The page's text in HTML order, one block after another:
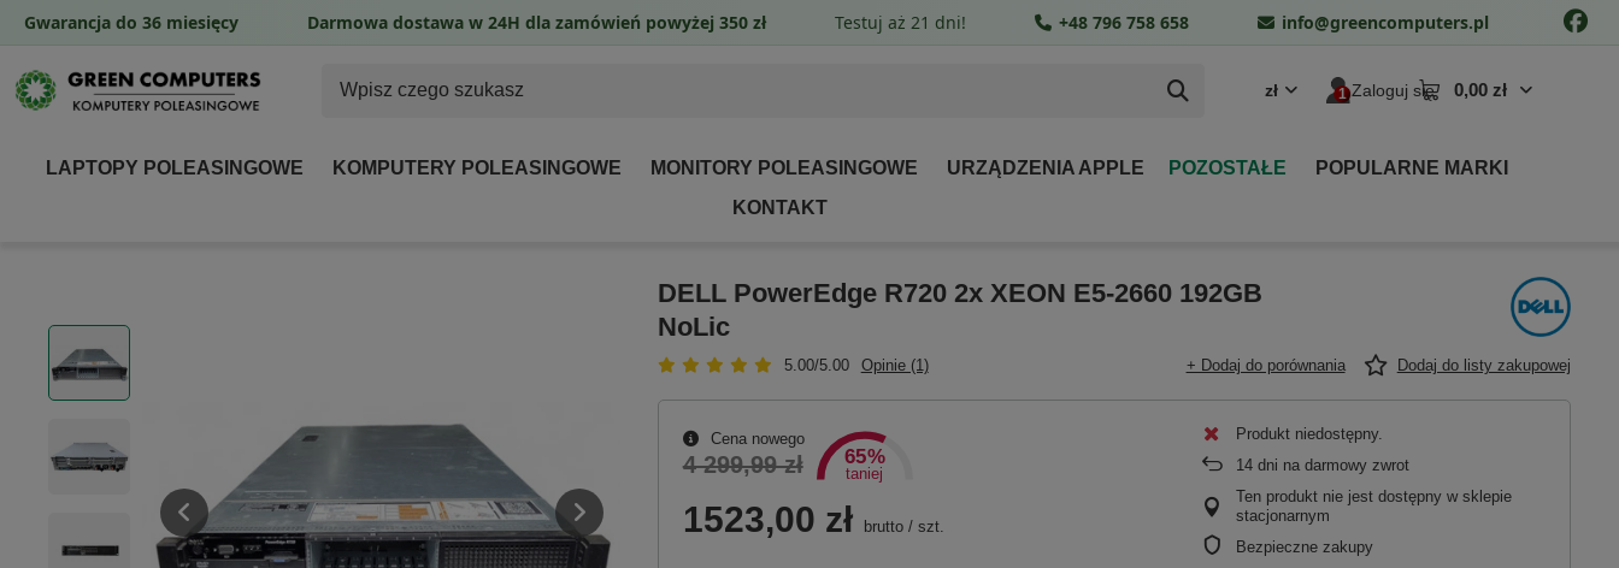
zł Zaloguj się 0,00 zł
LAPTOPY POLEASINGOWE KOMPUTERY POLEASINGOWE MONITORY POLEASINGOWE URZĄDZENIA APPLE POZOSTAŁE
POPULARNE MARKI
KONTAKT
DELL PowerEdge R720 2x XEON E5-2660 192GB
NoLic
5.00/5.00 Opinie (1) + Dodaj do porównania Dodaj do listy zakupowej
Cena nowego
4 299,99 zł 65%
taniej
1523,00 zł brutto/ szt.
Produkt niedostępny
14 dni na darmowy zwrot
Ten produkt nie jest dostępny w sklepie
stacjonarnym
Bezpieczne zakupy
Gwarancja do 36 miesięcy Darmowa dostawa w 24H dla zamówień powyżej 350 zł Testuj aż 21 dni! +48 796 758 658 info@greencomputers.pl